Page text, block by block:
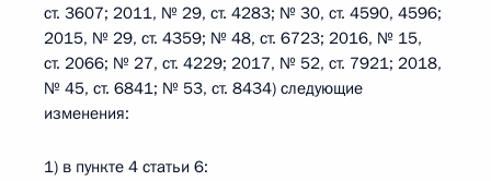
ст. 3607; 2011, № 29, ст. 4283; № 30, ст. 4590, 4596;
2015, № 29, ст. 4359; № 48, ст. 6723; 2016, № 15,
ст. 2066; № 27, ст. 4229; 2017, № 52, ст. 7921; 2018,
№ 45, ст. 6841; № 53, ст. 8434) следующие
изменения:
1) в пункте 4 статьи 6: